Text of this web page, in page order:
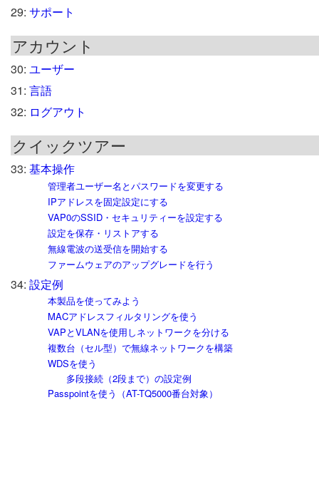
29: サポート
アカウント
30: ユーザー
31: 言語
32: ログアウト
クイックツアー
33: 基本操作
管理者ユーザー名とパスワードを変更する
IPアドレスを固定設定にする
VAP0のSSID・セキュリティーを設定する
設定を保存・リストアする
無線電波の送受信を開始する
ファームウェアのアップグレードを行う
34: 設定例
本製品を使ってみよう
MACアドレスフィルタリングを使う
VAPとVLANを使用しネットワークを分ける
複数台（セル型）で無線ネットワークを構築
WDSを使う
多段接続（2段まで）の設定例
Passpointを使う（AT-TQ5000番台対象）